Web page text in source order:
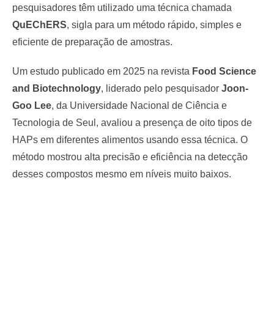
pesquisadores têm utilizado uma técnica chamada
QuEChERS, sigla para um método rápido, simples e
eficiente de preparação de amostras.
Um estudo publicado em 2025 na revista Food Science
and Biotechnology, liderado pelo pesquisador Joon-
Goo Lee, da Universidade Nacional de Ciência e
Tecnologia de Seul, avaliou a presença de oito tipos de
HAPs em diferentes alimentos usando essa técnica. O
método mostrou alta precisão e eficiência na detecção
desses compostos mesmo em níveis muito baixos.